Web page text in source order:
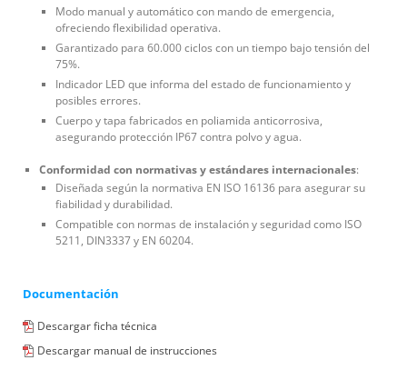
Modo manual y automático con mando de emergencia,
ofreciendo flexibilidad operativa.
Garantizado para 60.000 ciclos con un tiempo bajo tensión del
75%.
Indicador LED que informa del estado de funcionamiento y
posibles errores.
Cuerpo y tapa fabricados en poliamida anticorrosiva,
asegurando protección IP67 contra polvo y agua.
Conformidad con normativas y estándares internacionales:
Diseñada según la normativa EN ISO 16136 para asegurar su
fiabilidad y durabilidad.
Compatible con normas de instalación y seguridad como ISO
5211, DIN3337 y EN 60204.
Documentación
Descargar ficha técnica
Descargar manual de instrucciones